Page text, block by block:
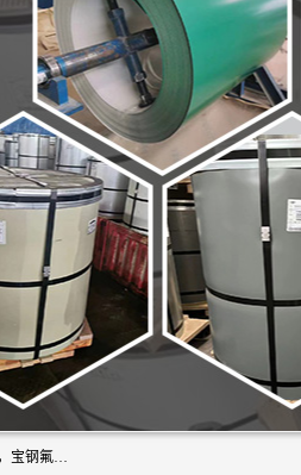
上海轩本实业有限公司主营产品：宝钢彩钢板、宝钢彩钢卷、宝钢彩涂板、宝钢彩涂卷、宝钢高耐候彩钢板，宝钢氟碳彩钢板。是一家集钢铁贸易，物流、加工为一体的产业全配套公司。